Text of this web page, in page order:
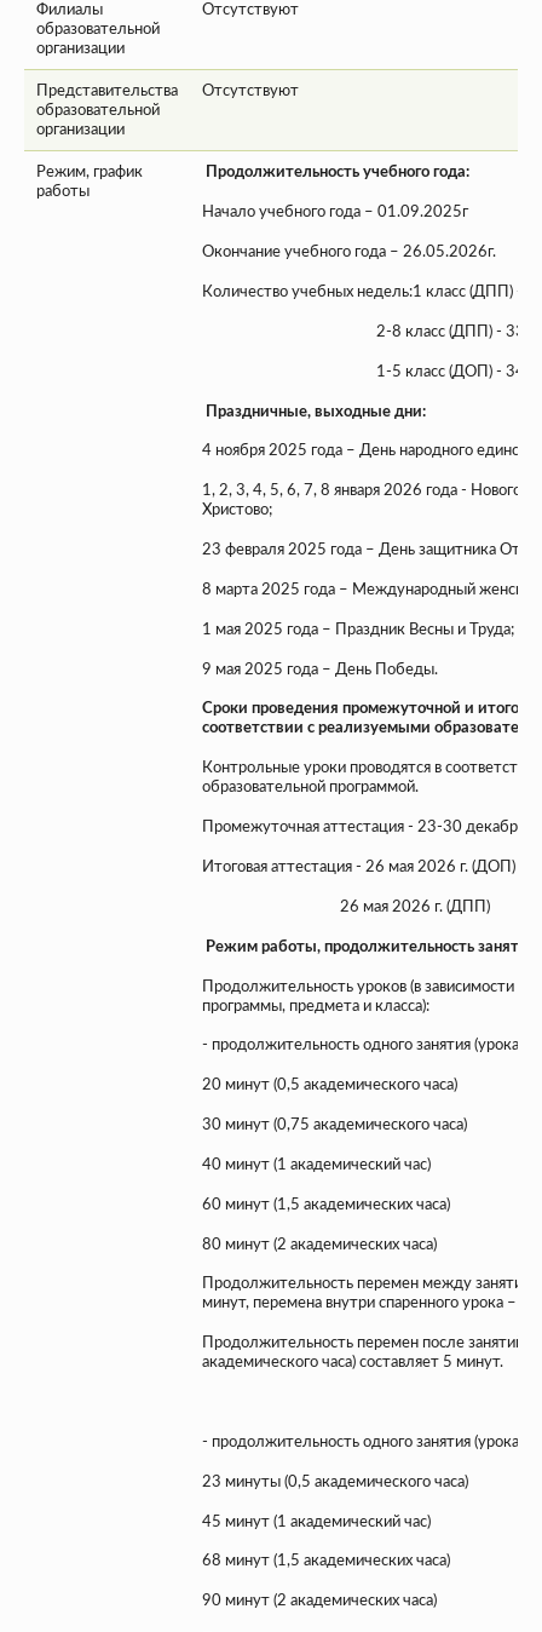
Филиалы
образовательной
организации
Отсутствуют
Представительства
образовательной
организации
Отсутствуют
Режим, график
работы
Продолжительность учебного года:
Начало учебного года – 01.09.2025г
Окончание учебного года – 26.05.2026г.
Количество учебных недель:1 класс (ДПП) -
2-8 класс (ДПП) - 33
1-5 класс (ДОП) - 34
Праздничные, выходные дни:
4 ноября 2025 года – День народного
1, 2, 3, 4, 5, 6, 7, 8 января 2026 года -
Христово;
23 февраля 2025 года – День защитника
8 марта 2025 года – Международный
1 мая 2025 года – Праздник Весны и Труда;
9 мая 2025 года – День Победы.
Сроки проведения промежуточной и
соответствии с реализуемыми
Контрольные уроки проводятся в
образовательной программой.
Промежуточная аттестация - 23-30 декабря
Итоговая аттестация - 26 мая 2026 г. (ДОП)
26 мая 2026 г. (ДПП)
Режим работы, продолжительность
Продолжительность уроков (в зависимости от
программы, предмета и класса):
- продолжительность одного занятия (урока) в
20 минут (0,5 академического часа)
30 минут (0,75 академического часа)
40 минут (1 академический час)
60 минут (1,5 академических часа)
80 минут (2 академических часа)
Продолжительность перемен между
минут, перемена внутри спаренного урока – 5
Продолжительность перемен после занятий
академического часа) составляет 5 минут.
- продолжительность одного занятия (урока)
23 минуты (0,5 академического часа)
45 минут (1 академический час)
68 минут (1,5 академических часа)
90 минут (2 академических часа)